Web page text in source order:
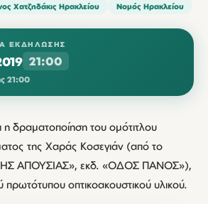
Χατζηδάκις Ηρακλείου Νομός Ηρακλείου
ΕΚΔΉΛΩΣΗΣ
21:00
21:00
δραματοποίηση του ομότιτλου
της Χαράς Κοσεγιάν (από το
ΑΠΟΥΣΙΑΣ», εκδ. «ΟΔΟΣ ΠΑΝΟΣ»),
πρωτότυπου οπτικοακουστικού υλικού.